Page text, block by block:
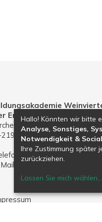
Erzdiözese Wien
1
Gaweinstal
02574 30203
Hallo! Könnten wir bitte
Analyse, Sonstiges,
Notwendigkeit &
Ihre Zustimmung später
zurückziehen.
Lassen Sie mich wählen...